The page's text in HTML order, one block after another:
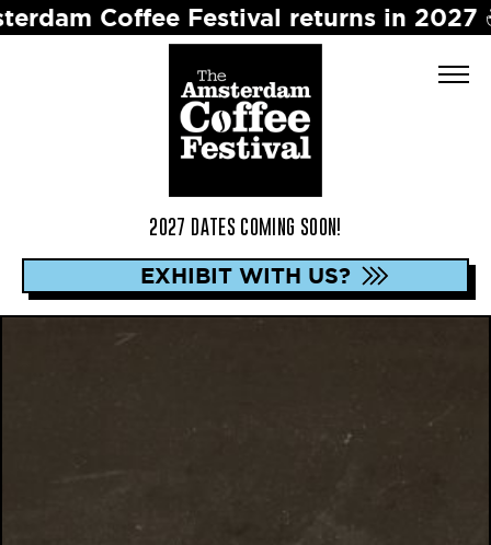
Coffee Festival returns in 2027 ☕️
2027 DATES COMING SOON!
EXHIBIT WITH US?